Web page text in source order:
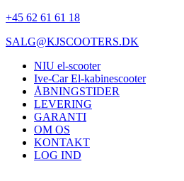
+45 62 61 61 18
SALG@KJSCOOTERS.DK
NIU el-scooter
Ive-Car El-kabinescooter
ÅBNINGSTIDER
LEVERING
GARANTI
OM OS
KONTAKT
LOG IND